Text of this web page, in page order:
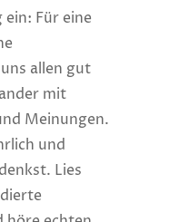
Für eine
allen gut
mit
Meinungen.
und
Lies